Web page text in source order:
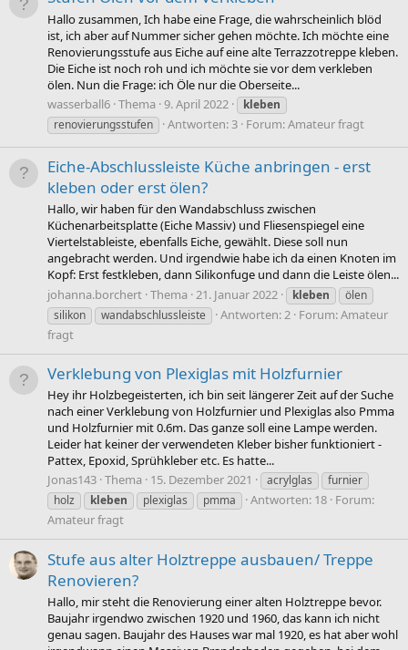
Hallo zusammen, Ich habe eine Frage, die wahrscheinlich blöd
ist, ich aber auf Nummer sicher gehen möchte. Ich möchte eine
Renovierungsstufe aus Eiche auf eine alte Terrazzotreppe kleben.
Die Eiche ist noch roh und ich möchte sie vor dem verkleben
ölen. Nun die Frage: ich Öle nur die Oberseite...
wasserball6 Thema 9. April 2022
kleben
renovierungsstufen
Antworten: 3 Forum:Amateur fragt
Eiche-Abschlussleiste Küche anbringen - erst
kleben oder erst ölen?
Hallo, wir haben für den Wandabschluss zwischen
Küchenarbeitsplatte (Eiche Massiv) und Fliesenspiegel eine
Viertelstableiste, ebenfalls Eiche, gewählt. Diese soll nun
angebracht werden. Und irgendwie habe ich da einen Knoten im
Kopf: Erst festkleben, dann Silikonfuge und dann die Leiste ölen...
johanna.borchert Thema 21. Januar 2022 kleben
ölen
silikon
wandabschlussleiste Antworten: 2 Forum:Amateur
fragt
Verklebung von Plexiglas mit Holzfurnier
Hey ihr Holzbegeisterten, ich bin seit längerer Zeit auf der Suche
nach einer Verklebung von Holzfurnier und Plexiglas also Pmma
und Holzfurnier mit 0.6m. Das ganze soll eine Lampe werden.
Leider hat keiner der verwendeten Kleber bisher funktioniert -
Pattex, Epoxid, Sprühkleber etc. Es hatte...
Jonas143 Thema 15. Dezember 2021 acrylglas
furnier
holz
kleben plexiglas pmma Antworten: 18 Forum:
Amateur fragt
Stufe aus alter Holztreppe ausbauen/ Treppe
Renovieren?
Hallo, mir steht die Renovierung einer alten Holztreppe bevor.
Baujahr irgendwo zwischen 1920 und 1960, das kann ich nicht
genau sagen. Baujahr des Hauses war mal 1920, es hat aber wohl